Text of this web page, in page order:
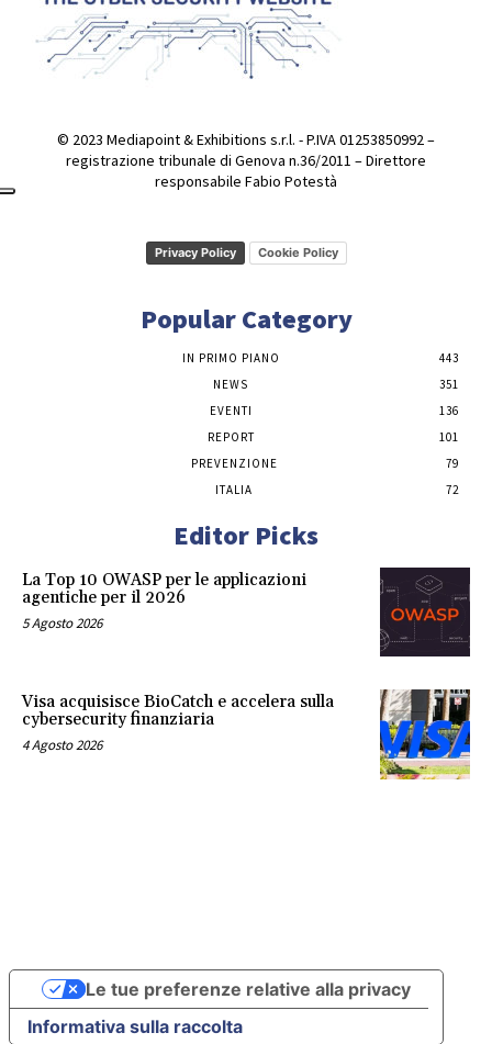
© 2023 Mediapoint & Exhibitions s.r.l. - P.IVA 01253850992 –
registrazione tribunale di Genova n.36/2011 – Direttore
responsabile Fabio Potestà
Privacy Policy Cookie Policy
Popular Category
IN PRIMO PIANO
443
NEWS
351
EVENTI
136
REPORT
101
PREVENZIONE
79
ITALIA
72
Editor Picks
La Top 10 OWASP per le applicazioni
agentiche per il 2026
5 Agosto 2026
Visa acquisisce BioCatch e accelera sulla
cybersecurity finanziaria
4 Agosto 2026
Informativa sulla raccolta
Le tue preferenze relative alla privacy